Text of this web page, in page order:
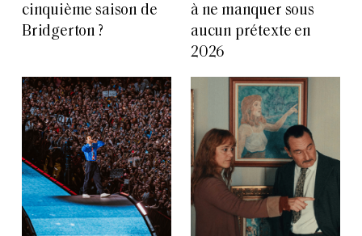
cinquième saison de
Bridgerton ?
à ne manquer sous
aucun prétexte en
2026